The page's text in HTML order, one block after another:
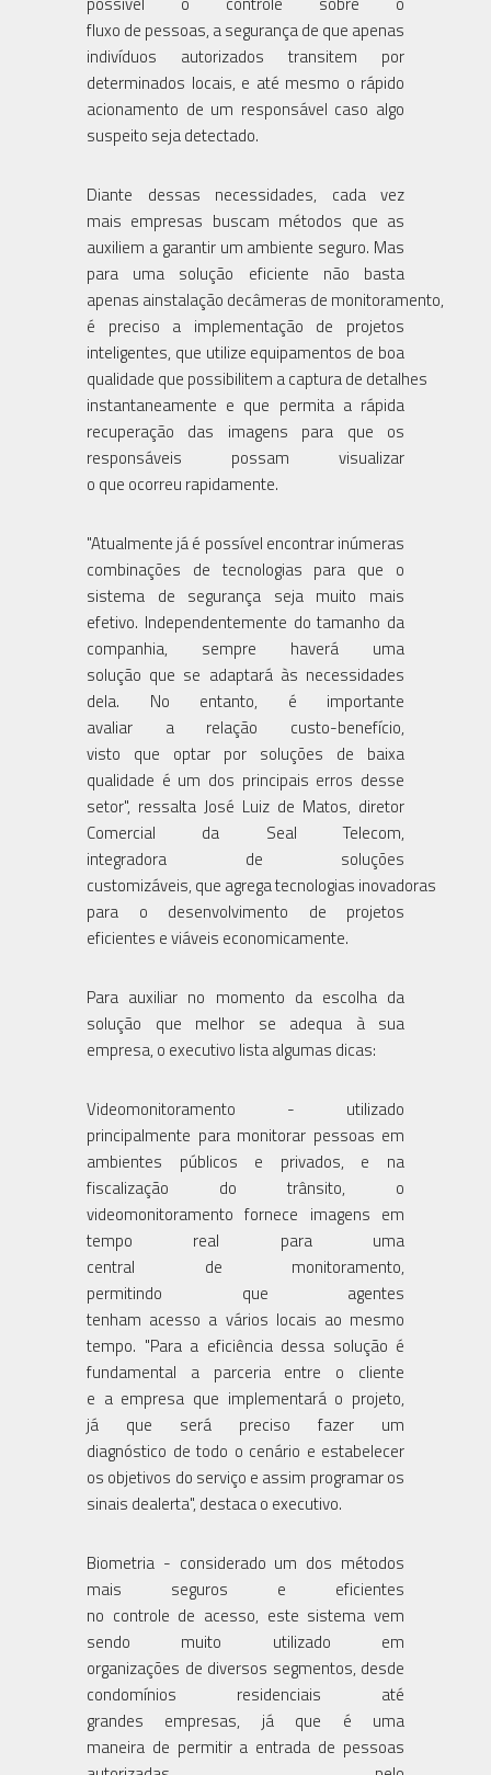
fluxo de pessoas, a segurança de que apenas
indivíduos autorizados transitem por
determinados locais, e até mesmo o rápido
acionamento de um responsável caso algo
suspeito seja detectado.
Diante dessas necessidades, cada vez
mais empresas buscam métodos que as
auxiliem a garantir um ambiente seguro. Mas
para uma solução eficiente não basta
apenas ainstalação decâmeras de monitoramento,
é preciso a implementação de projetos
inteligentes, que utilize equipamentos de boa
qualidade que possibilitem a captura de detalhes
instantaneamente e que permita a rápida
recuperação das imagens para que os
responsáveis possam visualizar
o que ocorreu rapidamente.
"Atualmente já é possível encontrar inúmeras
combinações de tecnologias para que o
sistema de segurança seja muito mais
efetivo. Independentemente do tamanho da
companhia, sempre haverá uma
solução que se adaptará às necessidades
dela. No entanto, é importante
avaliar a relação custo-benefício,
visto que optar por soluções de baixa
qualidade é um dos principais erros desse
setor", ressalta José Luiz de Matos, diretor
Comercial da Seal Telecom,
integradora de soluções
customizáveis, que agrega tecnologias inovadoras
para o desenvolvimento de projetos
eficientes e viáveis economicamente.
Para auxiliar no momento da escolha da
solução que melhor se adequa à sua
empresa, o executivo lista algumas dicas:
Videomonitoramento - utilizado
principalmente para monitorar pessoas em
ambientes públicos e privados, e na
fiscalização do trânsito, o
videomonitoramento fornece imagens em
tempo real para uma
central de monitoramento,
permitindo que agentes
tenham acesso a vários locais ao mesmo
tempo. "Para a eficiência dessa solução é
fundamental a parceria entre o cliente
e a empresa que implementará o projeto,
já que será preciso fazer um
diagnóstico de todo o cenário e estabelecer
os objetivos do serviço e assim programar os
sinais dealerta", destaca o executivo.
Biometria - considerado um dos métodos
mais seguros e eficientes
no controle de acesso, este sistema vem
sendo muito utilizado em
organizações de diversos segmentos, desde
condomínios residenciais até
grandes empresas, já que é uma
maneira de permitir a entrada de pessoas